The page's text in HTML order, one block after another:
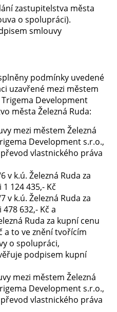
zastupitelstva města
o spolupráci).
smlouvy
podmínky uvedené
uzavřené mezi městem
Development
města Železná Ruda:
mezi městem Železná
Development s.r.o.,
vlastnického práva
v k.ú. Železná Ruda za
124 435,- Kč
v k.ú. Železná Ruda za
632,- Kč a
Ruda za kupní cenu
a to ve znění tvořícím
o spolupráci,
podpisem kupní
mezi městem Železná
Development s.r.o.,
vlastnického práva